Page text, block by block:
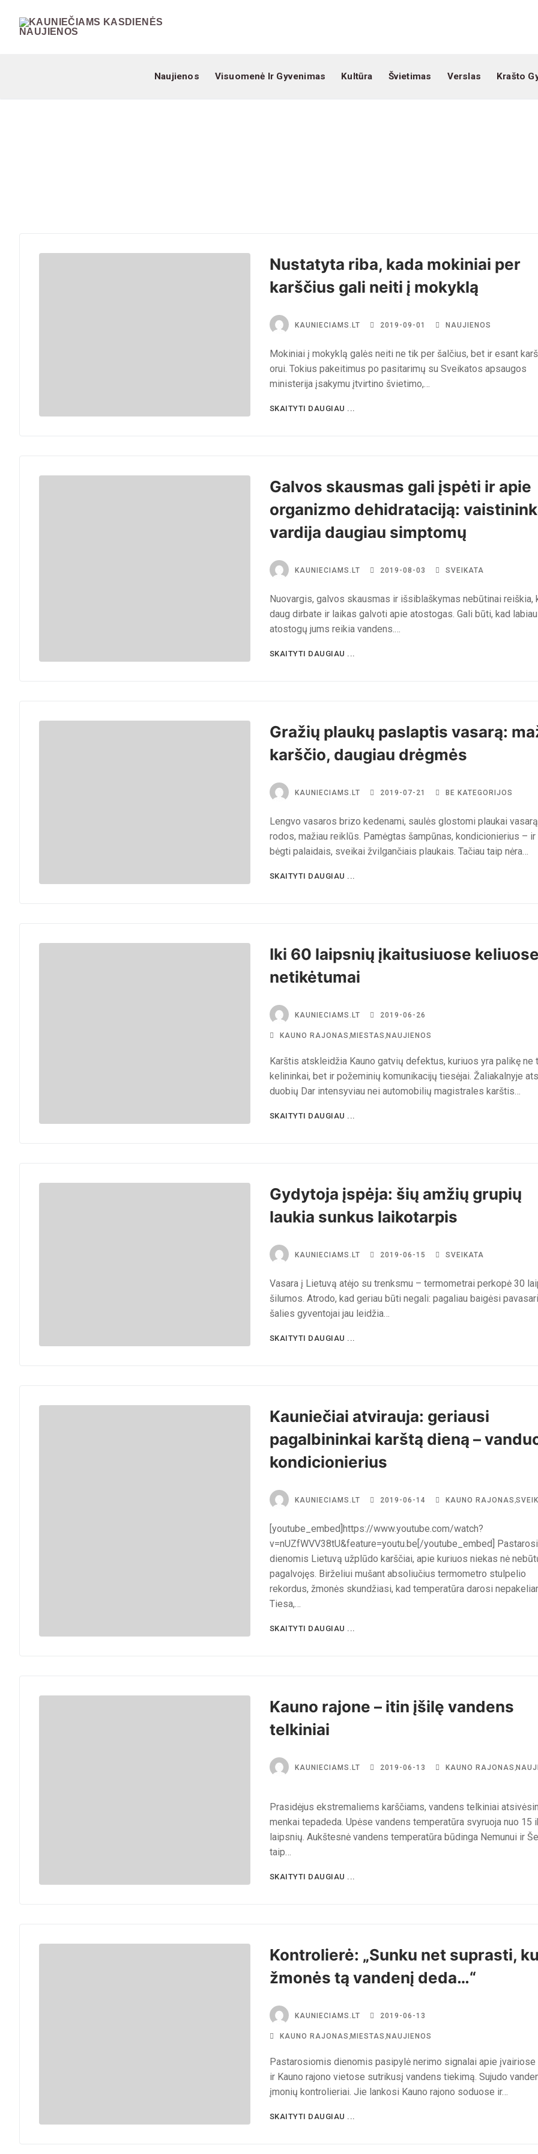
content
Naujienos Visuomenė Ir Gyvenimas Kultūra Švietimas Verslas Krašto
Nustatyta riba, kada mokiniai per
karščius gali neiti į mokyklą
KAUNIECIAMS.LT 2019-09-01 NAUJIENOS
Mokiniai į mokyklą galės neiti ne tik per šalčius, bet ir esant
orui. Tokius pakeitimus po pasitarimų su Sveikatos apsaugos
ministerija įsakymu įtvirtino švietimo,…
SKAITYTI DAUGIAU ...
Galvos skausmas gali įspėti ir apie
organizmo dehidrataciją:
vardija daugiau simptomų
KAUNIECIAMS.LT 2019-08-03 SVEIKATA
Nuovargis, galvos skausmas ir išsiblaškymas nebūtinai reiškia,
daug dirbate ir laikas galvoti apie atostogas. Gali būti, kad
atostogų jums reikia vandens.…
SKAITYTI DAUGIAU ...
Gražių plaukų paslaptis vasarą:
karščio, daugiau drėgmės
KAUNIECIAMS.LT 2019-07-21 BE KATEGORIJOS
Lengvo vasaros brizo kedenami, saulės glostomi plaukai
rodos, mažiau reiklūs. Pamėgtas šampūnas, kondicionierius – ir
bėgti palaidais, sveikai žvilgančiais plaukais. Tačiau taip nėra…
SKAITYTI DAUGIAU ...
Iki 60 laipsnių įkaitusiuose
netikėtumai
KAUNIECIAMS.LT 2019-06-26
KAUNO RAJONAS ,MIESTAS ,NAUJIENOS
Karštis atskleidžia Kauno gatvių defektus, kuriuos yra palikę ne
kelininkai, bet ir požeminių komunikacijų tiesėjai. Žaliakalnyje
duobių Dar intensyviau nei automobilių magistrales karštis…
SKAITYTI DAUGIAU ...
Gydytoja įspėja: šių amžių grupių
laukia sunkus laikotarpis
KAUNIECIAMS.LT 2019-06-15 SVEIKATA
Vasara į Lietuvą atėjo su trenksmu – termometrai perkopė 30
šilumos. Atrodo, kad geriau būti negali: pagaliau baigėsi
šalies gyventojai jau leidžia…
SKAITYTI DAUGIAU ...
Kauniečiai atvirauja: geriausi
pagalbininkai karštą dieną –
kondicionierius
KAUNIECIAMS.LT 2019-06-14 KAUNO RAJONAS
[youtube_embed]https://www.youtube.com/watch?
v=nUZfWVV38tU&feature=youtu.be[/youtube_embed]
dienomis Lietuvą užplūdo karščiai, apie kuriuos niekas nė
pagalvojęs. Birželiui mušant absoliučius termometro stulpelio
rekordus, žmonės skundžiasi, kad temperatūra darosi
Tiesa,…
SKAITYTI DAUGIAU ...
Kauno rajone – itin įšilę vandens
telkiniai
KAUNIECIAMS.LT 2019-06-13 KAUNO RAJONAS
Prasidėjus ekstremaliems karščiams, vandens telkiniai
menkai tepadeda. Upėse vandens temperatūra svyruoja nuo 15
laipsnių. Aukštesnė vandens temperatūra būdinga Nemunui ir
taip…
SKAITYTI DAUGIAU ...
Kontrolierė: „Sunku net suprasti,
žmonės tą vandenį deda…“
KAUNIECIAMS.LT 2019-06-13
KAUNO RAJONAS ,MIESTAS ,NAUJIENOS
Pastarosiomis dienomis pasipylė nerimo signalai apie įvairiose
ir Kauno rajono vietose sutrikusį vandens tiekimą. Sujudo
įmonių kontrolieriai. Jie lankosi Kauno rajono soduose ir…
SKAITYTI DAUGIAU ...